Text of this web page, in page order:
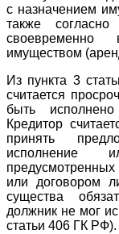
с назначением
также
своевременно
имуществом
Из пункта 3
считается
быть
Кредитор
принять
исполнение
или договором
существа
должник не мог
статьи 406 ГК РФ).